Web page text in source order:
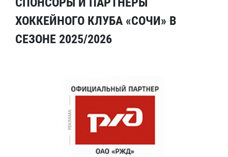
ХОККЕЙНОГО КЛУБА «СОЧИ» В
СЕЗОНЕ 2025/2026